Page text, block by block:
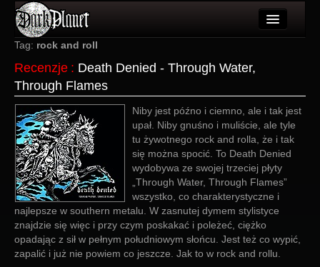
Artykuły
Użytkownicy
Wydarzenia
Galeria
Forum
Więcej
Login
Tag: rock and roll
Recenzje : Death Denied - Through Water,
Through Flames
Niby jest późno i ciemno, ale i tak jest
upał. Niby gnuśno i muliście, ale tyle
tu żywotnego rock and rolla, że i tak
się można spocić. To Death Denied
wydobywa ze swojej trzeciej płyty
„Through Water, Through Flames”
wszystko, co charakterystyczne i
najlepsze w southern metalu. W zasnutej dymem stylistyce
znajdzie się więc i przy czym poskakać i poleżeć, ciężko
opadając z sił w pełnym południowym słońcu. Jest też co wypić,
zapalić i już nie powiem co jeszcze. Jak to w rock and rollu.